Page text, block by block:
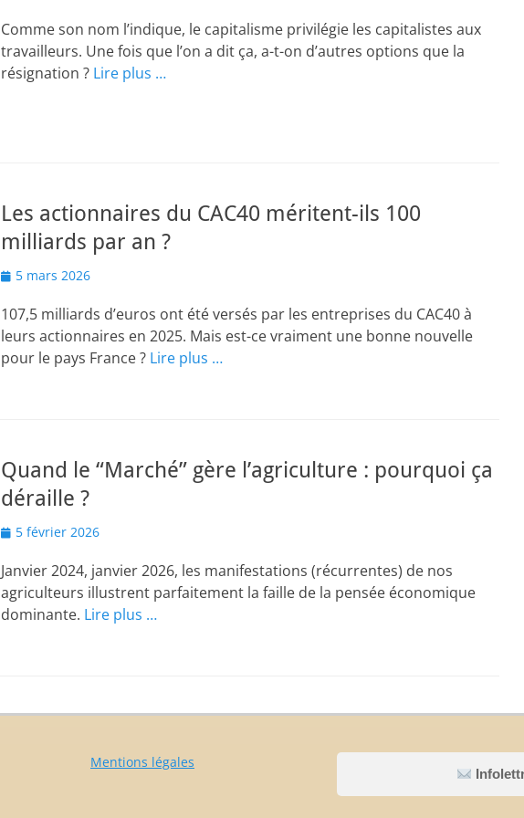
Comme son nom l’indique, le capitalisme privilégie les capitalistes aux
travailleurs. Une fois que l’on a dit ça, a-t-on d’autres options que la
résignation ? Lire plus …
Les actionnaires du CAC40 méritent-ils 100
milliards par an ?
Posted
5 mars 2026
107,5 milliards d’euros ont été versés par les entreprises du CAC40 à
leurs actionnaires en 2025. Mais est-ce vraiment une bonne nouvelle
pour le pays France ? Lire plus …
Quand le “Marché” gère l’agriculture : pourquoi ça
déraille ?
Posted
5 février 2026
Janvier 2024, janvier 2026, les manifestations (récurrentes) de nos
agriculteurs illustrent parfaitement la faille de la pensée économique
dominante. Lire plus …
Mentions légales